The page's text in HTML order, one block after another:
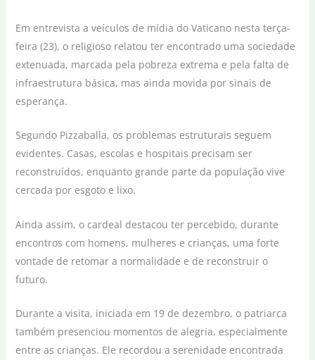
Em entrevista a veículos de mídia do Vaticano nesta terça-
feira (23), o religioso relatou ter encontrado uma sociedade
extenuada, marcada pela pobreza extrema e pela falta de
infraestrutura básica, mas ainda movida por sinais de
esperança.
Segundo Pizzaballa, os problemas estruturais seguem
evidentes. Casas, escolas e hospitais precisam ser
reconstruídos, enquanto grande parte da população vive
cercada por esgoto e lixo.
Ainda assim, o cardeal destacou ter percebido, durante
encontros com homens, mulheres e crianças, uma forte
vontade de retomar a normalidade e de reconstruir o
futuro.
Durante a visita, iniciada em 19 de dezembro, o patriarca
também presenciou momentos de alegria, especialmente
entre as crianças. Ele recordou a serenidade encontrada